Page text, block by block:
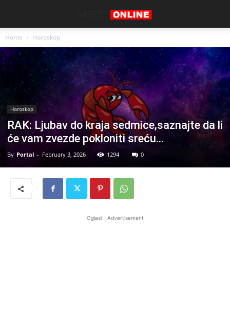
Home Horoskop
Horoskop
RAK: Ljubav do kraja sedmice,saznajte da li
će vam zvezde pokloniti sreću…
By Portal - February 3, 2026 1294 0
Oglasi - Advertisement